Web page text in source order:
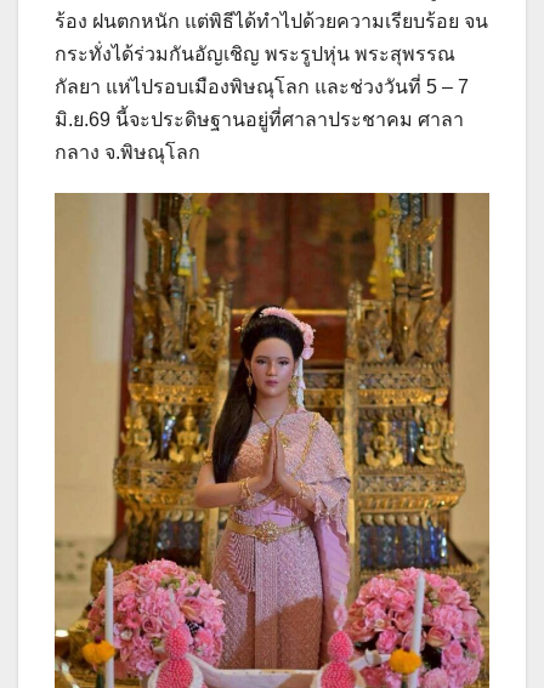
ร้อง ฝนตกหนัก แต่พิธีได้ทำไปด้วยความเรียบร้อย จน
กระทั่งได้ร่วมกันอัญเชิญ พระรูปหุ่น พระสุพรรณ
กัลยา แห่ไปรอบเมืองพิษณุโลก และช่วงวันที่ 5 – 7
มิ.ย.69 นี้จะประดิษฐานอยู่ที่ศาลาประชาคม ศาลา
กลาง จ.พิษณุโลก